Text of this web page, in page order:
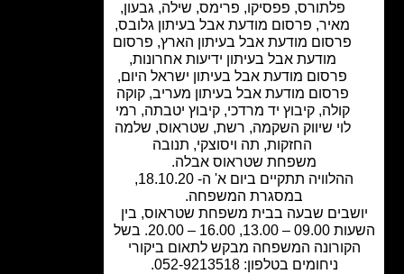
פלתורס,פפסיקו ,פרימס, שילה, גבעון,
פרסום מודעת אבל בעיתון גלובס,
פרסום מודעת אבל בעיתון הארץ,פרסום
מודעת אבל בעיתון ידיעות אחרונות,
פרסום מודעת אבל בעיתון ישראל היום,
פרסום מודעת אבל בעיתון מעריב, קוקה
קיבוץ יד מרדכי, קיבוץ יטבתה,רמי
לוי שיווק השקמה ,רשת,שטראוס,שלמה
,תה ויסוצקי, תנובה
משפחת שטראוס אבלה.
ההלוויה תתקיים ביום א' ה- 18.10.20,
במסגרת המשפחה.
שבעה בבית משפחת שטראוס, בין
השעות 09.00 – 13.00, 16.00 – 20.00. בשל
המשפחה מבקש לתאום ביקורי
ניחומים בטלפון: 052-9213518.